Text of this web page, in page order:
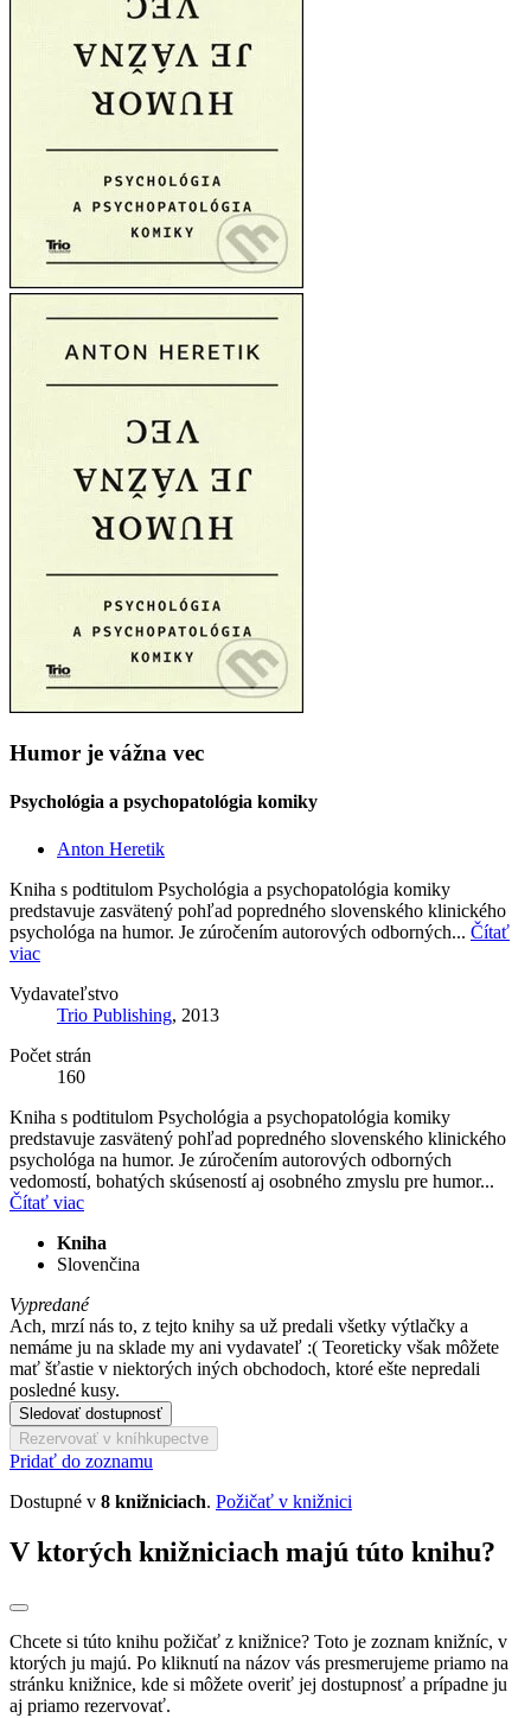
Humor je vážna vec
Psychológia a psychopatológia komiky
Anton Heretik
Kniha s podtitulom Psychológia a psychopatológia komiky
predstavuje zasvätený pohľad popredného slovenského klinického
psychológa na humor. Je zúročením autorových odborných... Čítať
viac
Vydavateľstvo
Trio Publishing, 2013
Počet strán
160
Kniha s podtitulom Psychológia a psychopatológia komiky
predstavuje zasvätený pohľad popredného slovenského klinického
psychológa na humor. Je zúročením autorových odborných
vedomostí, bohatých skúseností aj osobného zmyslu pre humor...
Čítať viac
Kniha
Slovenčina
Vypredané
Ach, mrzí nás to, z tejto knihy sa už predali všetky výtlačky a
nemáme ju na sklade my ani vydavateľ :( Teoreticky však môžete
mať šťastie v niektorých iných obchodoch, ktoré ešte nepredali
posledné kusy.
Sledovať dostupnosť
Rezervovať v kníhkupectve
Pridať do zoznamu
Dostupné v 8 knižniciach. Požičať v knižnici
V ktorých knižniciach majú túto knihu?
Chcete si túto knihu požičať z knižnice? Toto je zoznam knižníc, v
ktorých ju majú. Po kliknutí na názov vás presmerujeme priamo na
stránku knižnice, kde si môžete overiť jej dostupnosť a prípadne ju
aj priamo rezervovať.